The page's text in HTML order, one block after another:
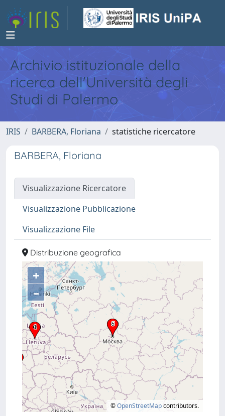
Archivio istituzionale della
ricerca dell'Università degli
Studi di Palermo
IRIS BARBERA, Floriana statistiche ricercatore
BARBERA, Floriana
Visualizzazione Ricercatore
Visualizzazione Pubblicazione
Visualizzazione File
Distribuzione geografica
+
–
©OpenStreetMapcontributors.